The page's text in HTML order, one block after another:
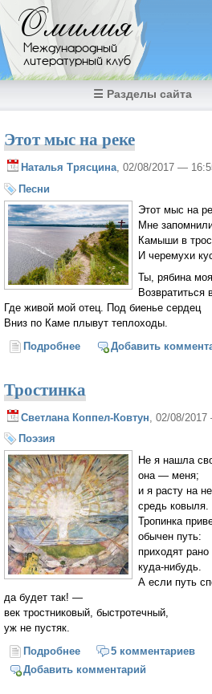
Перейти к основному содержанию
Омилия
Международный
литературный клуб
☰ Разделы сайта
Этот мыс на реке
Наталья Трясцина , 02/08/2017 —
Песни
Этот мыс на
Мне
Камыши в
И черемухи
Ты, рябина
Возвратиться
Где живой мой отец. Под биенье сердец
Вниз по Каме плывут теплоходы.
Подробнее о Этот мыс на реке
Добавить
Тростинка
Светлана Коппел-Ковтун , 02/08/
Поэзия
Не я нашла
она — меня;
и я расту на
средь ковыля.
Тропинка
обычен путь:
приходят
куда-нибудь.
А если путь
да будет так! —
век тростниковый, быстротечный,
уж не пустяк.
Подробнее о Тростинка
5 комментариев
Добавить комментарий